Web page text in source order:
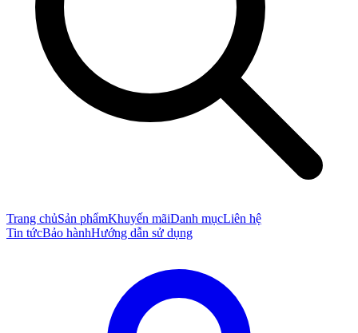
Trang chủSản phẩmKhuyến mãiDanh mụcLiên hệ
Tin tứcBảo hànhHướng dẫn sử dụng